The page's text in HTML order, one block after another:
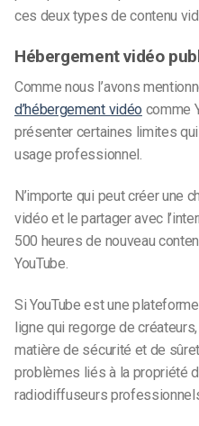
ces deux types de contenu
Hébergement vidéo
Comme nous l’avons
d’hébergement vidéo comme
présenter certaines limites
usage professionnel.
N’importe qui peut créer une
vidéo et le partager avec
500 heures de nouveau
YouTube.
Si YouTube est une
ligne qui regorge de
matière de sécurité et de
problèmes liés à la propriété
radiodiffuseurs